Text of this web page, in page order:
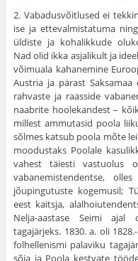
2. Vabadusvõitlused ei
ise ja ettevalmistatuma
üldiste ja kohalikkude
Nad olid ikka asjalikult ja
võimuala kahanemine
Austria ja pärast
rahvaste ja raasside
naabrite hoolekandest –
millest ammutasid poola
sõlmes katsub poola mõte
moodustaks Poolale
vahest täiesti vastuolus
vabanemistendentse,
jõupingutuste kogemusil;
eest kaitsja,
Nelja-aastase Seimi ajal
tagajärjeks. 1830. a. oli
folhellenismi palaviku
sõja ja Poola kestvate